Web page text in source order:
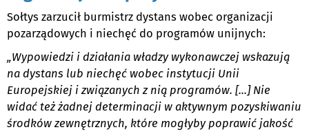
Sołtys zarzucił burmistrz dystans wobec organizacji
pozarządowych i niechęć do programów unijnych:
„Wypowiedzi i działania władzy wykonawczej wskazują
na dystans lub niechęć wobec instytucji Unii
Europejskiej i związanych z nią programów. [...] Nie
widać też żadnej determinacji w aktywnym pozyskiwaniu
środków zewnętrznych, które mogłyby poprawić jakość